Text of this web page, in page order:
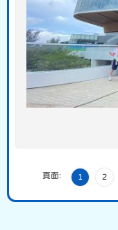
頁面: 1 2